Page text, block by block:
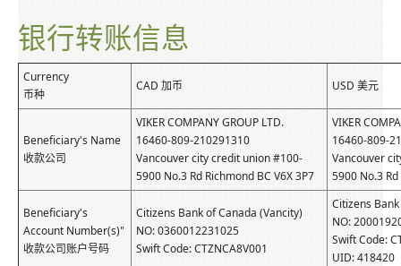
银行转账信息
Currency
币种
CAD 加币 USD 美元
Beneficiary's Name
收款公司
VIKER COMPANY GROUP LTD.
16460-809-210291310
Vancouver city credit union #100-
5900 No.3 Rd Richmond BC V6X 3P7
VIKER
16460-809-
Vancouver
5900 No.3
Beneficiary's
Account Number(s)"
收款公司账户号码
Citizens Bank of Canada (Vancity)
NO: 0360012231025
Swift Code: CTZNCA8V001
Citizens
NO:
Swift Code:
UID: 418420